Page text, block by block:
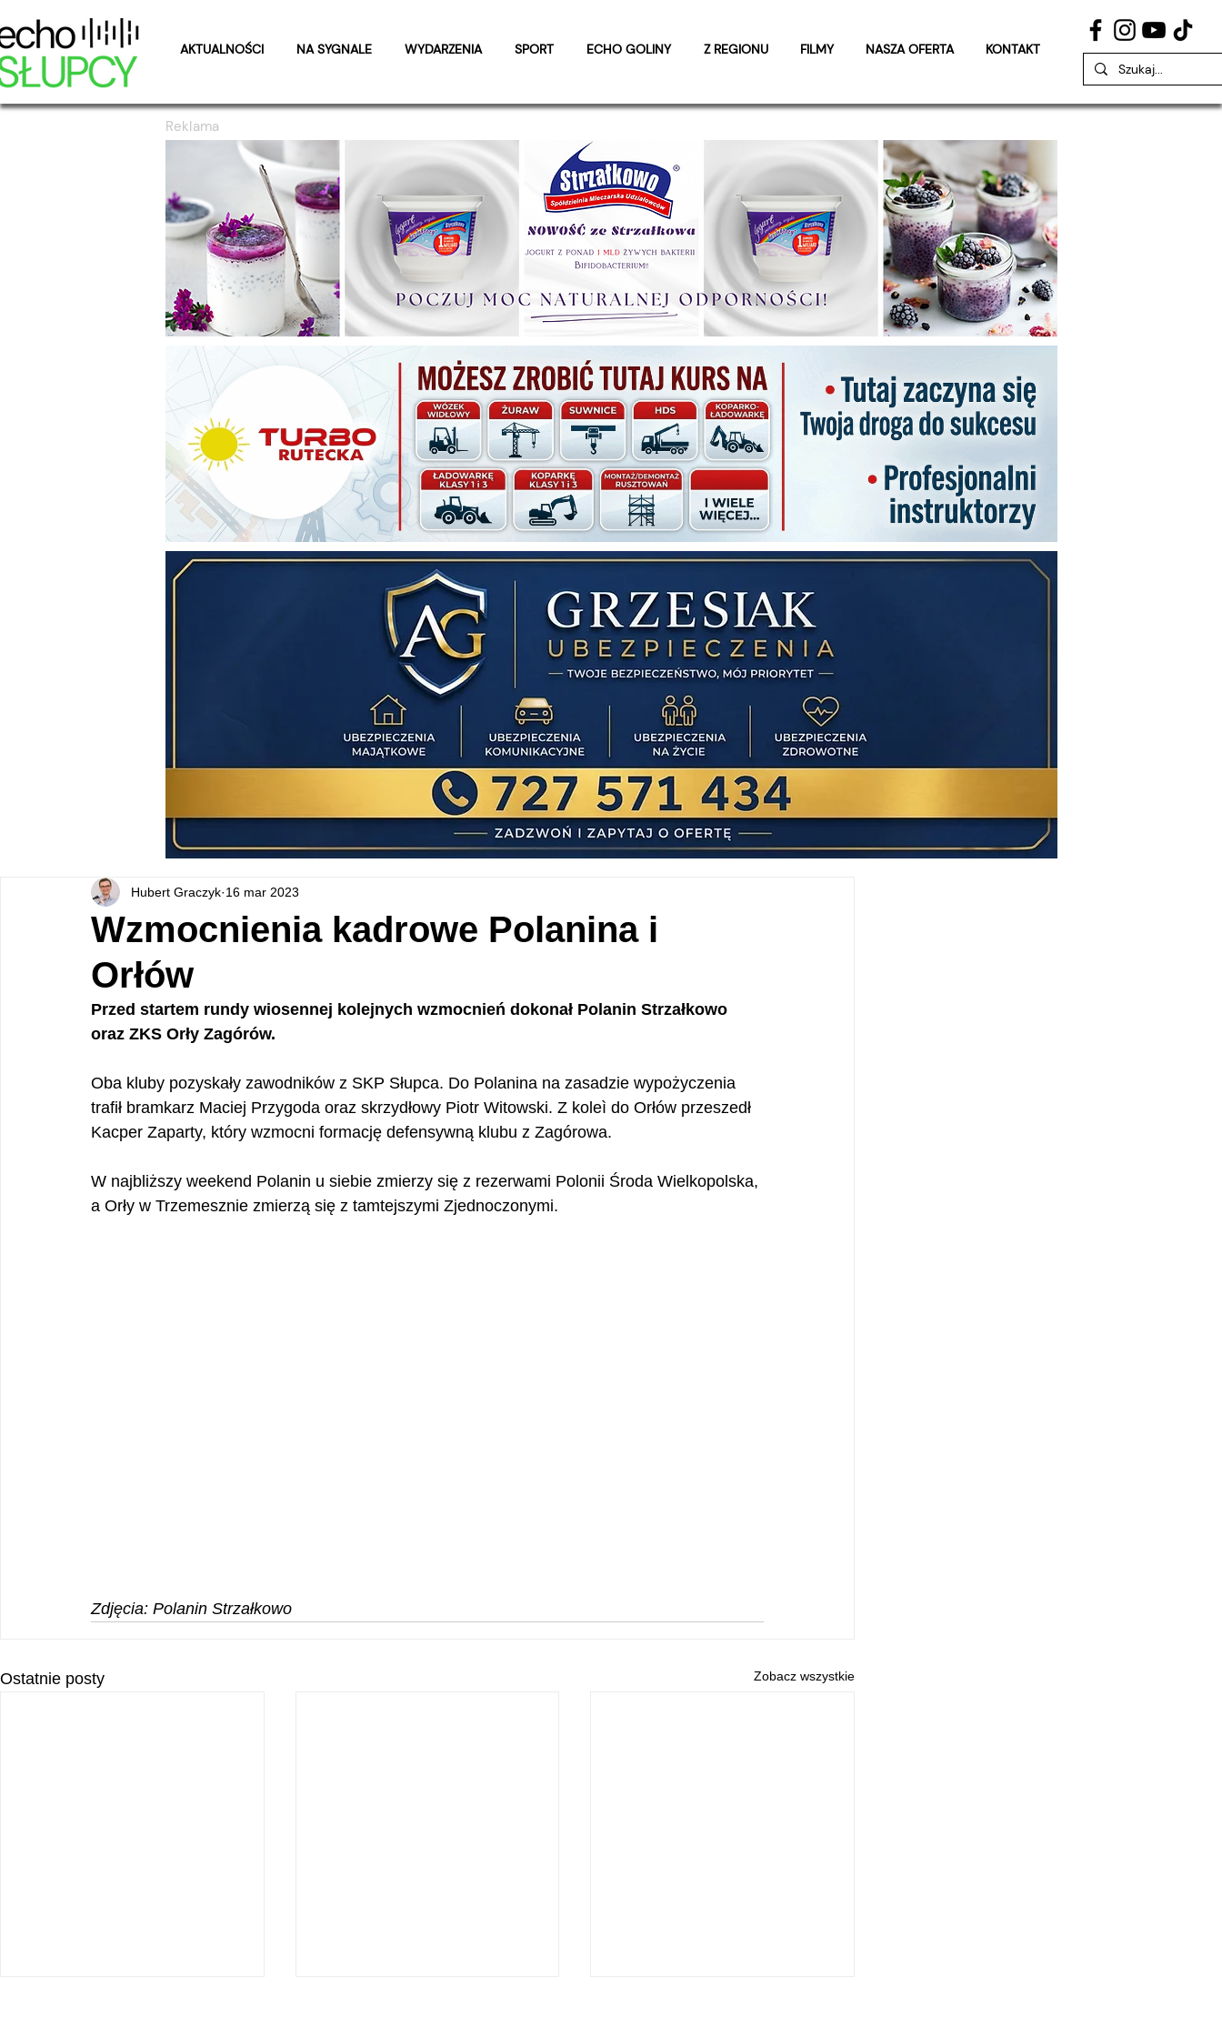
AKTUALNOŚCI NA SYGNALE WYDARZENIA SPORT ECHO GOLINY Z REGIONU FILMY NASZA OFERTA KONTAKT
Reklama
Wzmocnienia kadrowe Polanina i
Orłów
Hubert Graczyk 16 mar 2023
Przed startem rundy wiosennej kolejnych wzmocnień dokonał Polanin Strzałkowo
oraz ZKS Orły Zagórów.
Oba kluby pozyskały zawodników z SKP Słupca. Do Polanina na zasadzie wypożyczenia
trafił bramkarz Maciej Przygoda oraz skrzydłowy Piotr Witowski. Z koleì do Orłów przeszedł
Kacper Zaparty, który wzmocni formację defensywną klubu z Zagórowa.
W najbliższy weekend Polanin u siebie zmierzy się z rezerwami Polonii Środa Wielkopolska,
a Orły w Trzemesznie zmierzą się z tamtejszymi Zjednoczonymi.
Zdjęcia: Polanin Strzałkowo
Ostatnie posty Zobacz wszystkie